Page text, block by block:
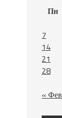
Пн
7
14
21
28
« Фев